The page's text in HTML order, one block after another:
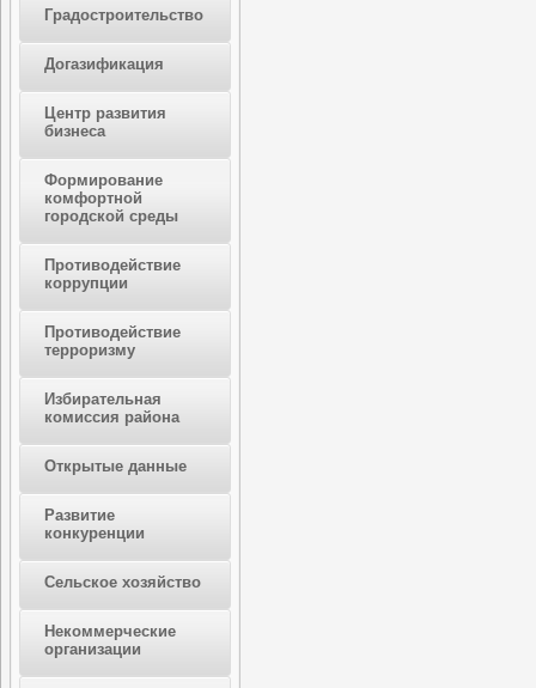
Градостроительство
Догазификация
Центр развития
бизнеса
Формирование
комфортной
городской среды
Противодействие
коррупции
Противодействие
терроризму
Избирательная
комиссия района
Открытые данные
Развитие
конкуренции
Сельское хозяйство
Некоммерческие
организации